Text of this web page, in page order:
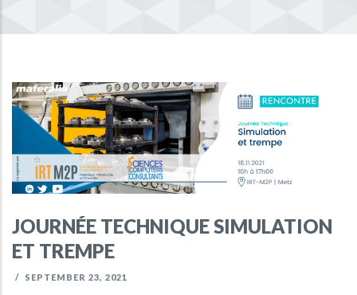
JOURNÉE TECHNIQUE SIMULATION
ET TREMPE
/ SEPTEMBER 23, 2021